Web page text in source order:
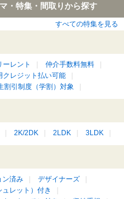
・特集・間取りから探す
すべての特集を見る
ーレント
仲介手数料無料
クレジット払い可能
割引制度（学割）対象
2K/2DK 2LDK 3LDK
ン済み
デザイナーズ
レット）付き